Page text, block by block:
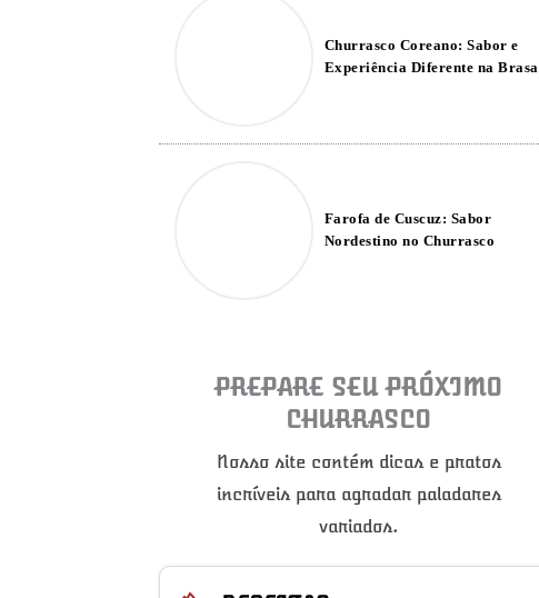
Churrasco Coreano: Sabor e
Experiência Diferente na Brasa
Farofa de Cuscuz: Sabor
Nordestino no Churrasco
PREPARE SEU PRÓXIMO
CHURRASCO
Nosso site contém dicas e pratos
incríveis para agradar paladares
variados.